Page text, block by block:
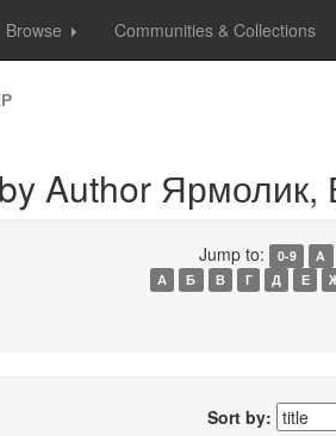
Browse Communities & Collections
Author Ярмолик,
Jump to: 0-9 A
А
Б В Г Д Е
Sort by: